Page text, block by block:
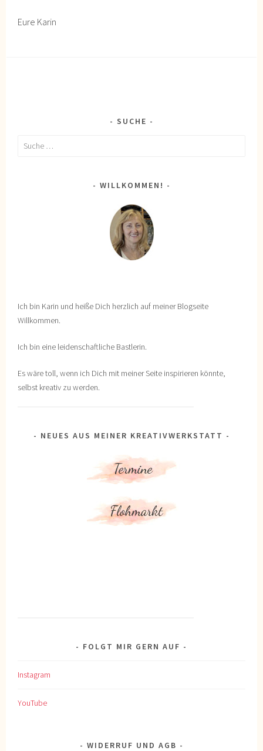
Eure Karin
SUCHE
Suche
WILLKOMMEN!
Ich bin Karin und heiße Dich herzlich auf meiner Blogseite
Willkommen.
Ich bin eine leidenschaftliche Bastlerin.
Es wäre toll, wenn ich Dich mit meiner Seite inspirieren könnte,
selbst kreativ zu werden.
NEUES AUS MEINER KREATIVWERKSTATT
FOLGT MIR GERN AUF
Instagram
YouTube
WIDERRUF UND AGB